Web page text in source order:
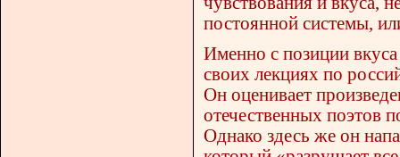
постоянной системы,
Именно с позиции
своих лекциях по
Он оценивает
отечественных поэтов
Однако здесь же он